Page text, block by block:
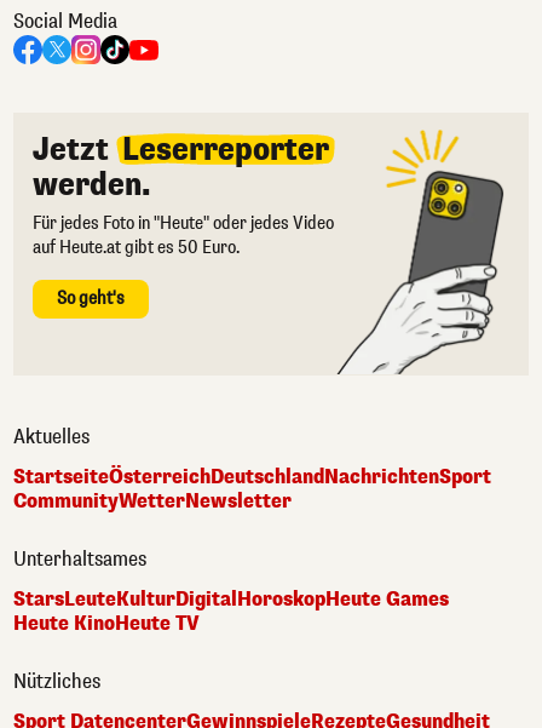
Social Media
Jetzt Leserreporter
werden.
Für jedes Foto in "Heute" oder jedes Video
auf Heute.at gibt es 50 Euro.
So geht's
Aktuelles
StartseiteÖsterreichDeutschlandNachrichtenSport
CommunityWetterNewsletter
Unterhaltsames
StarsLeuteKulturDigital HoroskopHeute Games
Heute KinoHeute TV
Nützliches
Sport DatencenterGewinnspieleRezepteGesundheit